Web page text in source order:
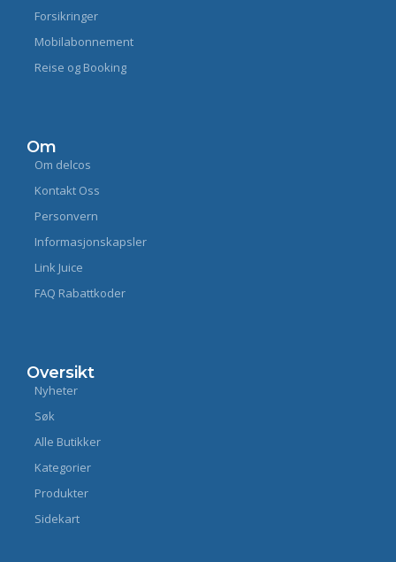
Forsikringer
Mobilabonnement
Reise og Booking
Om
Om delcos
Kontakt Oss
Personvern
Informasjonskapsler
Link Juice
FAQ Rabattkoder
Oversikt
Nyheter
Søk
Alle Butikker
Kategorier
Produkter
Sidekart